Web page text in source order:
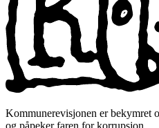
Kommunerevisjonen er bekymret
og påpeker faren for korrupsjon.